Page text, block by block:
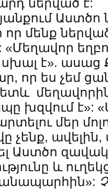
ներված է:
Աստծո
որ մենք
«Մեղավոր
է».
որ ես չեմ
խզվում է»:
մեր
չենք,
Աստծո
և